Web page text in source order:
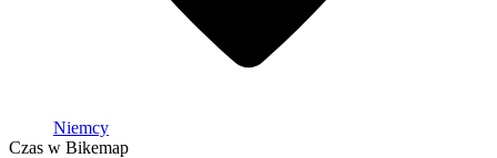
Niemcy
Czas w Bikemap